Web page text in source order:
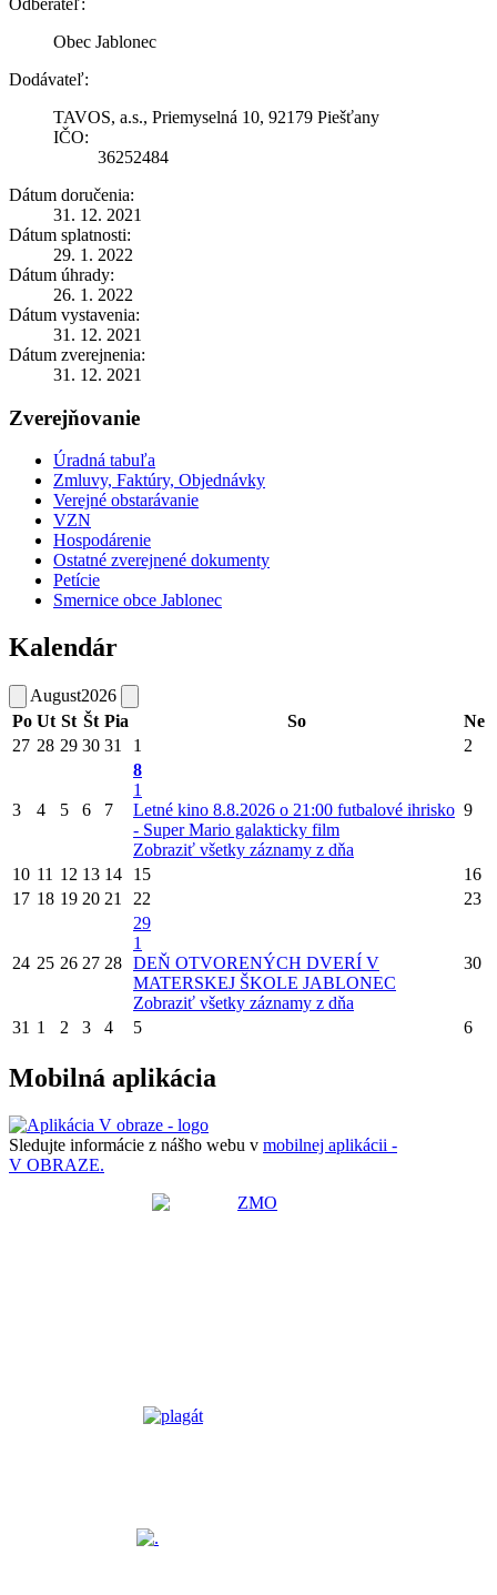
Obec Jablonec
Dodávateľ:
TAVOS, a.s., Priemyselná 10, 92179 Piešťany
IČO:
36252484
Dátum doručenia:
31. 12. 2021
Dátum splatnosti:
29. 1. 2022
Dátum úhrady:
26. 1. 2022
Dátum vystavenia:
31. 12. 2021
Dátum zverejnenia:
31. 12. 2021
Zverejňovanie
Úradná tabuľa
Zmluvy, Faktúry, Objednávky
Verejné obstarávanie
VZN
Hospodárenie
Ostatné zverejnené dokumenty
Petície
Smernice obce Jablonec
Kalendár
August2026
Po Ut St Št Pia So
Ne
27 28 29 30 31 1 2
3 4 5 6 7
8
1
Letné kino 8.8.2026 o 21:00 futbalové ihrisko
- Super Mario galakticky film
Zobraziť všetky záznamy z dňa
9
10 11 12 13 14 15
16
17 18 19 20 21 22 23
24 25 26 27 28
29
1
DEŇ OTVORENÝCH DVERÍ V
MATERSKEJ ŠKOLE JABLONEC
Zobraziť všetky záznamy z dňa
30
31 1 2 3 4 5 6
Mobilná aplikácia
Sledujte informácie z nášho webu v mobilnej aplikácii -
V OBRAZE.